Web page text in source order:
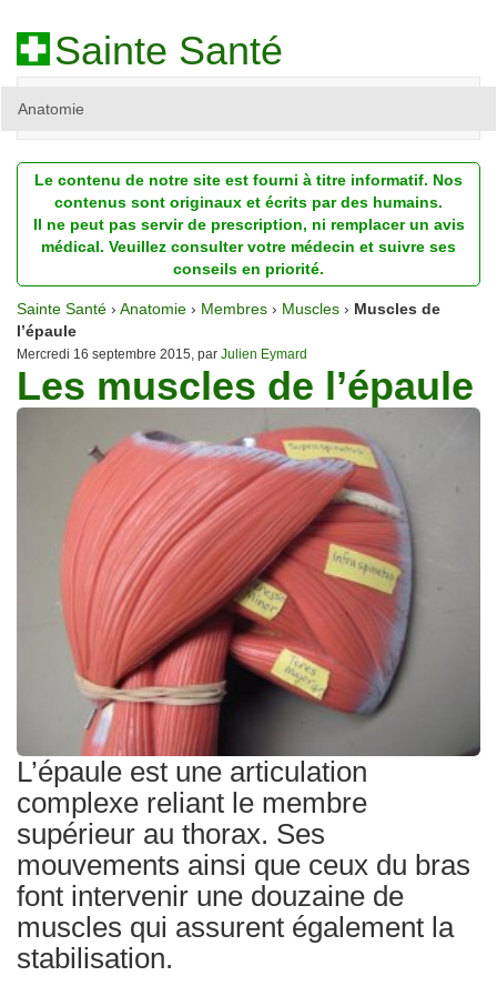
Sainte Santé
Anatomie
Diagnostic
Dossiers
Homéopathie
Nutrition
Pathologie
Recherches
Traitements
Le contenu de notre site est fourni à titre informatif. Nos
contenus sont originaux et écrits par des humains.
Il ne peut pas servir de prescription, ni remplacer un avis
médical. Veuillez consulter votre médecin et suivre ses
conseils en priorité.
Sainte Santé › Anatomie › Membres › Muscles › Muscles de
l’épaule
Mercredi 16 septembre 2015, par Julien Eymard
Les muscles de l’épaule
L’épaule est une articulation
complexe reliant le membre
supérieur au thorax. Ses
mouvements ainsi que ceux du bras
font intervenir une douzaine de
muscles qui assurent également la
stabilisation.